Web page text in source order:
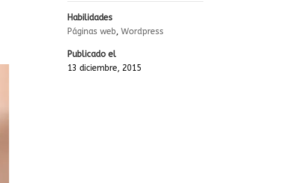
Habilidades
Páginas web, Wordpress
Publicado el
13 diciembre, 2015